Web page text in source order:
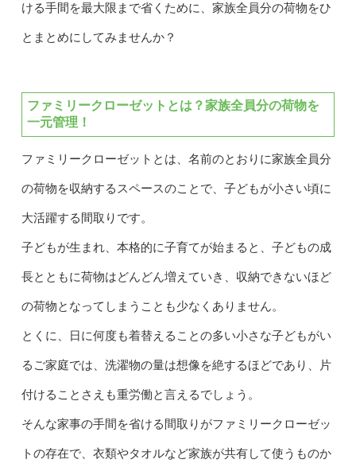
ける手間を最大限まで省くために、家族全員分の荷物をひ
とまとめにしてみませんか？
ファミリークローゼットとは？家族全員分の荷物を
一元管理！
ファミリークローゼットとは、名前のとおりに家族全員分
の荷物を収納するスペースのことで、子どもが小さい頃に
大活躍する間取りです。
子どもが生まれ、本格的に子育てが始まると、子どもの成
長とともに荷物はどんどん増えていき、収納できないほど
の荷物となってしまうことも少なくありません。
とくに、日に何度も着替えることの多い小さな子どもがい
るご家庭では、洗濯物の量は想像を絶するほどであり、片
付けることさえも重労働と言えるでしょう。
そんな家事の手間を省ける間取りがファミリークローゼッ
トの存在で、衣類やタオルなど家族が共有して使うものか